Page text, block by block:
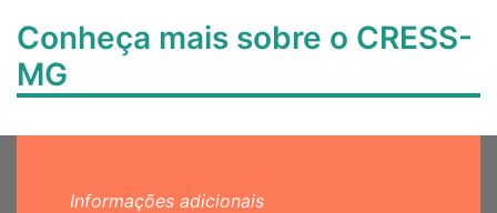
Conheça mais sobre o CRESS-
MG
Informações adicionais